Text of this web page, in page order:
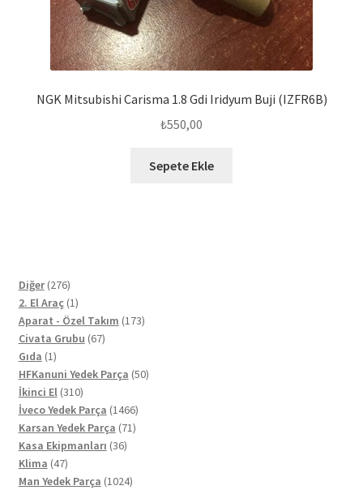
NGK Mitsubishi Carisma 1.8 Gdi Iridyum Buji (IZFR6B)
₺550,00
Sepete Ekle
Diğer 276276
ürün
2. El Araç 11
ürün
Aparat - Özel Takım 173173
Civata Grubu 6767
Gıda 11
ürün
HFKanuni Yedek Parça 5050
İkinci El 310310
ürün
İveco Yedek Parça 14661466
ürün
Karsan Yedek Parça 7171
Kasa Ekipmanları 3636
Klima 4747
ürün
Man Yedek Parça 10241024